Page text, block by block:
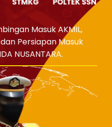
Masuk AKMIL,
dan Persiapan Masuk
NUSANTARA.